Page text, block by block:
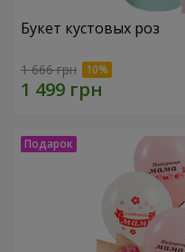
Букет кустовых роз
1 666 грн